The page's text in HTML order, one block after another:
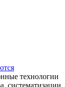
технологии
систематизации